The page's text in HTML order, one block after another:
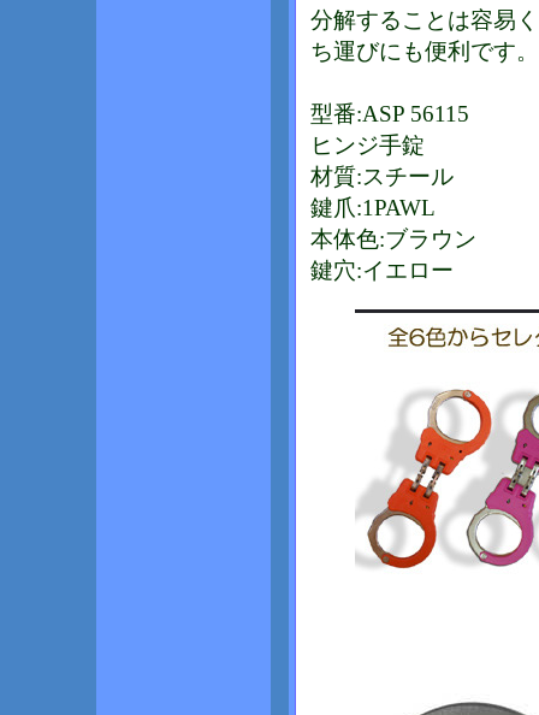
分解することは容易
ち運びにも便利です。
型番:ASP 56115
ヒンジ手錠
材質:スチール
鍵爪:1PAWL
本体色:ブラウン
鍵穴:イエロー